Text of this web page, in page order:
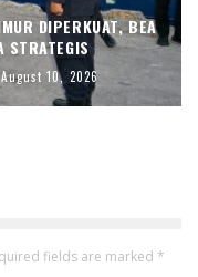
DIPERKUAT, BEA
STRATEGIS
August 10, 2026
fields are marked *